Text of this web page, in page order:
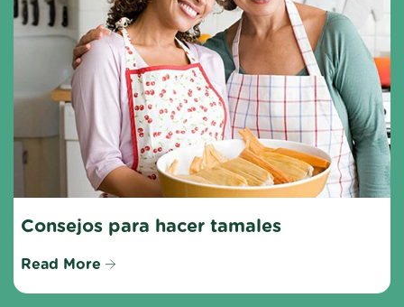
Consejos para hacer tamales
Read More